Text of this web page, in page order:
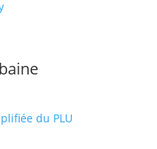
du PLU